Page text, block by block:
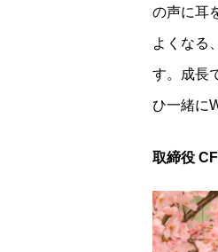
の声に耳
よくなる
す。成長
ひ一緒に
取締役